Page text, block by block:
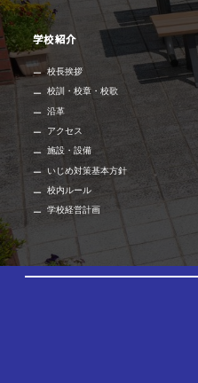
学校紹介
校長挨拶
校訓・校章・校歌
沿革
アクセス
施設・設備
いじめ対策基本方針
校内ルール
学校経営計画